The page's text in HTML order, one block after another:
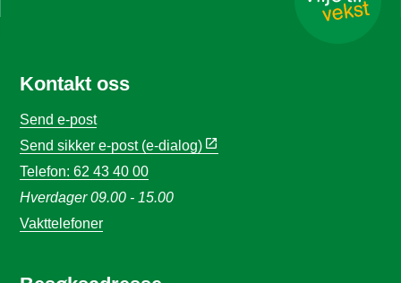
Kontakt oss
Send e-post
Send sikker e-post (e-dialog)
Telefon: 62 43 40 00
Hverdager 09.00 - 15.00
Vakttelefoner